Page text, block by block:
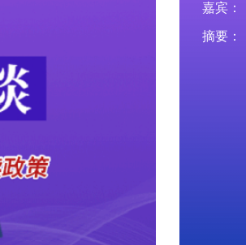
嘉宾：
摘要：